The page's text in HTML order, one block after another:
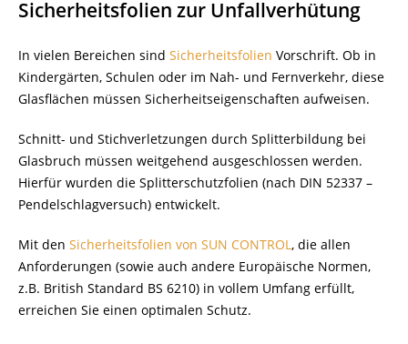
Sicherheitsfolien zur Unfallverhütung
In vielen Bereichen sind Sicherheitsfolien Vorschrift. Ob in
Kindergärten, Schulen oder im Nah- und Fernverkehr, diese
Glasflächen müssen Sicherheitseigenschaften aufweisen.
Schnitt- und Stichverletzungen durch Splitterbildung bei
Glasbruch müssen weitgehend ausgeschlossen werden.
Hierfür wurden die Splitterschutzfolien (nach DIN 52337 –
Pendelschlagversuch) entwickelt.
Mit den Sicherheitsfolien von SUN CONTROL, die allen
Anforderungen (sowie auch andere Europäische Normen,
z.B. British Standard BS 6210) in vollem Umfang erfüllt,
erreichen Sie einen optimalen Schutz.